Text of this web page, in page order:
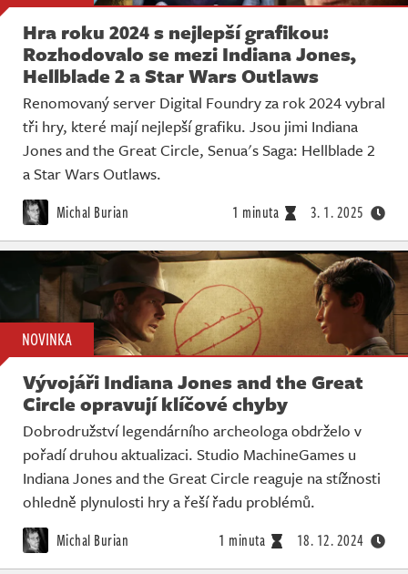
Hra roku 2024 s nejlepší grafikou:
Rozhodovalo se mezi Indiana Jones,
Hellblade 2 a Star Wars Outlaws
Renomovaný server Digital Foundry za rok 2024 vybral
tři hry, které mají nejlepší grafiku. Jsou jimi Indiana
Jones and the Great Circle, Senua's Saga: Hellblade 2
a Star Wars Outlaws.
Michal Burian 1 minuta 3. 1. 2025
NOVINKA
Vývojáři Indiana Jones and the Great
Circle opravují klíčové chyby
Dobrodružství legendárního archeologa obdrželo v
pořadí druhou aktualizaci. Studio MachineGames u
Indiana Jones and the Great Circle reaguje na stížnosti
ohledně plynulosti hry a řeší řadu problémů.
Michal Burian 1 minuta 18. 12. 2024